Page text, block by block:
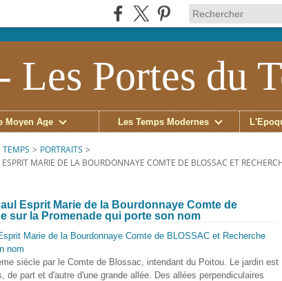
Les Portes du
Moyen Âge Les Temps Modernes
TEMPS > PORTRAITS >
MARIE DE LA BOURDONNAYE COMTE DE BLOSSAC ET
Esprit Marie de la Bourdonnaye Comte de
sur la Promenade qui porte son nom
siècle par le Comte de Blossac, intendant du Poitou. Le jardin est
de part et d'autre d'une grande allée. Des allées perpendiculaires